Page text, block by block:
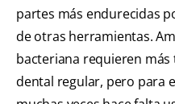
partes más endurecidas
de otras herramientas.
bacteriana requieren
dental regular, pero para